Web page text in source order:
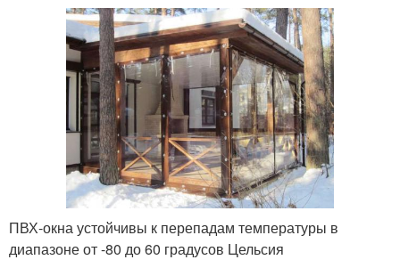
ПВХ-окна устойчивы к перепадам температуры в
диапазоне от -80 до 60 градусов Цельсия